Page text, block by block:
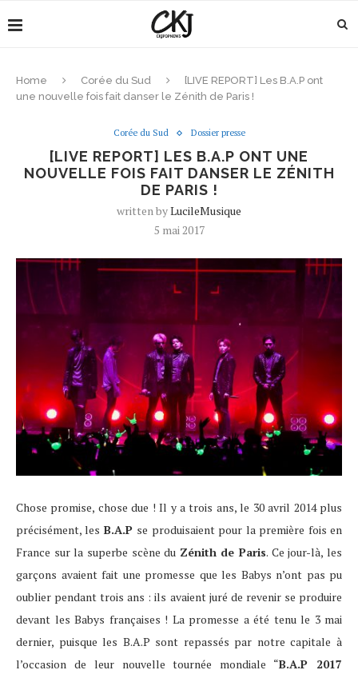
Home Corée du Sud
[LIVE REPORT] Les B.A.P ont
une nouvelle fois fait danser le Zénith de Paris !
Corée du Sud Dossier presse
[LIVE REPORT] LES B.A.P ONT UNE
NOUVELLE FOIS FAIT DANSER LE ZÉNITH
DE PARIS !
written byLucileMusique
5 mai 2017
Chose promise, chose due ! Il y a trois ans, le 30 avril 2014 plus
précisément, les B.A.P se produisaient pour la première fois en
France sur la superbe scène du Zénith de Paris. Ce jour-là, les
garçons avaient fait une promesse que les Babys n’ont pas pu
oublier pendant trois ans : ils avaient juré de revenir se produire
devant les Babys françaises ! La promesse a été tenu le 3 mai
dernier, puisque les B.A.P sont repassés par notre capitale à
l’occasion de leur nouvelle tournée mondiale “B.A.P 2017